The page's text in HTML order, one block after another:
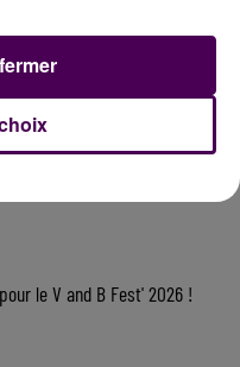
le V and B Fest' 2026 !